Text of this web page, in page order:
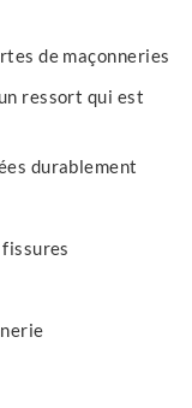
de maçonneries
ressort qui est
durablement